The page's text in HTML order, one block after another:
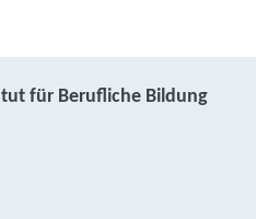
für Berufliche Bildung